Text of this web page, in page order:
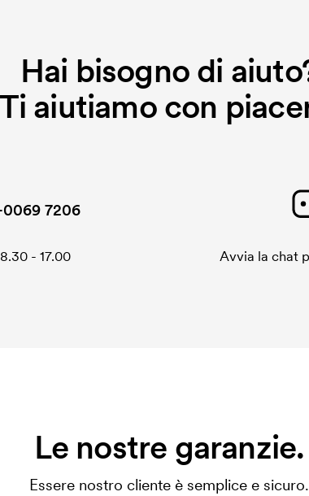
Hai bisogno di
Ti aiutiamo con
7206
- 17.00 Avvia la chat
Le nostre garanzie.
Essere nostro cliente è semplice e sicuro.